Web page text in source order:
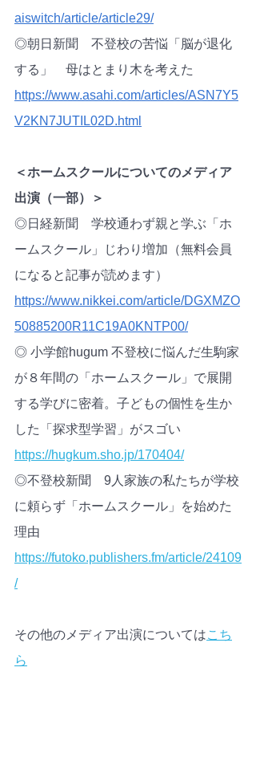
aiswitch/article/article29/
◎朝日新聞　不登校の苦悩「脳が退化
する」　母はとまり木を考えた
https://www.asahi.com/articles/ASN7Y5
V2KN7JUTIL02D.html
＜ホームスクールについてのメディア
出演（一部）＞
◎日経新聞　学校通わず親と学ぶ「ホ
ームスクール」じわり増加（無料会員
になると記事が読めます）
https://www.nikkei.com/article/DGXMZO
50885200R11C19A0KNTP00/
◎ 小学館hugum 不登校に悩んだ生駒家
が８年間の「ホームスクール」で展開
する学びに密着。子どもの個性を生か
した「探求型学習」がスゴい
https://hugkum.sho.jp/170404/
◎不登校新聞　9人家族の私たちが学校
に頼らず「ホームスクール」を始めた
理由
https://futoko.publishers.fm/article/24109
/
その他のメディア出演についてはこち
ら